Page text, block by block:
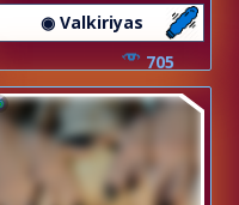
◉ Valkiriyas
705